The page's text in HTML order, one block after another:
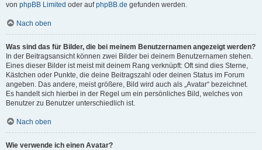
von phpBB Limited oder aufphpBB.de gefunden werden.
Nach oben
Was sind das für Bilder, die bei meinem Benutzernamen angezeigt werden?
In der Beitragsansicht können zwei Bilder bei deinem Benutzernamen stehen.
Eines dieser Bilder ist meist mit deinem Rang verknüpft: Oft sind dies Sterne,
Kästchen oder Punkte, die deine Beitragszahl oder deinen Status im Forum
angeben. Das andere, meist größere, Bild wird auch als „Avatar“ bezeichnet.
Es handelt sich hierbei in der Regel um ein persönliches Bild, welches von
Benutzer zu Benutzer unterschiedlich ist.
Nach oben
Wie verwende ich einen Avatar?